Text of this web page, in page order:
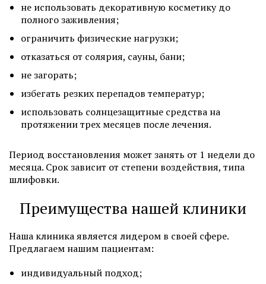
не использовать декоративную косметику до
полного заживления;
ограничить физические нагрузки;
отказаться от солярия, сауны, бани;
не загорать;
избегать резких перепадов температур;
использовать солнцезащитные средства на
протяжении трех месяцев после лечения.
Период восстановления может занять от 1 недели до
месяца. Срок зависит от степени воздействия, типа
шлифовки.
Преимущества нашей клиники
Наша клиника является лидером в своей сфере.
Предлагаем нашим пациентам:
индивидуальный подход;